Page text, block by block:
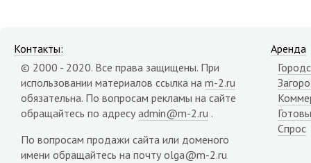
Контакты:
© 2000 - 2020. Все права защищены. При
использовании материалов ссылка на m-2.ru
обязательна. По вопросам рекламы на сайте
обращайтесь по адресу admin@m-2.ru .
По вопросам продажи сайта или доменого
имени обращайтесь на почту olga@m-2.ru
Аренда
Спрос